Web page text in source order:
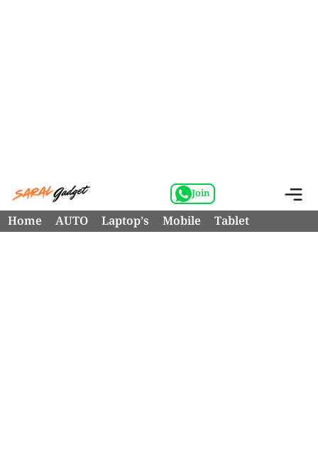
Skip
to
content
Join
Home AUTO Laptop’s Mobile Tablet